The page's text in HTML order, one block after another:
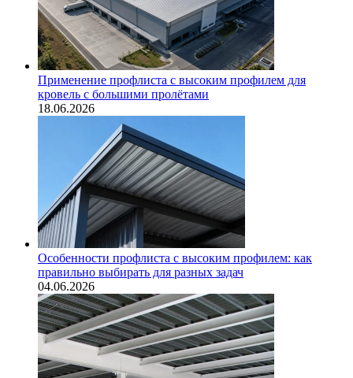
Применение профлиста с высоким профилем для
кровель с большими пролётами
18.06.2026
Особенности профлиста с высоким профилем: как
правильно выбирать для разных задач
04.06.2026